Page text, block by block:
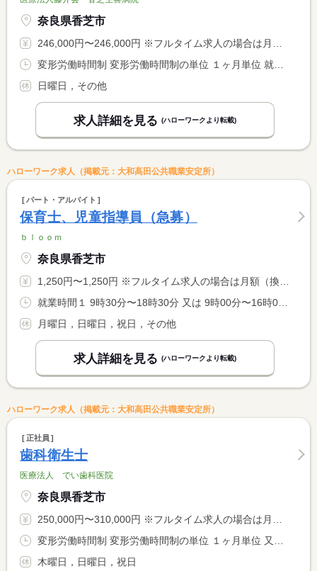
奈良県香芝市
246,000円〜246,000円 ※フルタイム求人の場合は月額（換算額）、パート求人の場合は時間額を表示しています。
日曜日，その他
求人詳細を見る (ハローワークより転載)
ハローワーク求人（掲載元：大和高田公共職業安定所）
パート・アルバイト
保育士、児童指導員（急募）
ｂｌｏｏｍ
奈良県香芝市
1,250円〜1,250円 ※フルタイム求人の場合は月額（換算額）、パート求人の場合は時間額を表示しています。
月曜日，日曜日，祝日，その他
求人詳細を見る (ハローワークより転載)
ハローワーク求人（掲載元：大和高田公共職業安定所）
正社員
歯科衛生士
医療法人 でい歯科医院
奈良県香芝市
250,000円〜310,000円 ※フルタイム求人の場合は月額（換算額）、パート求人の場合は時間額を表示しています。
木曜日，日曜日，祝日